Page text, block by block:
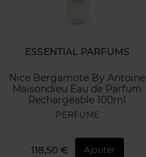
ESSENTIAL PARFUMS
Nice Bergamote By Antoine
Maisondieu Eau de Parfum
Rechargeable 100ml
PERFUME
118,50 € Ajouter